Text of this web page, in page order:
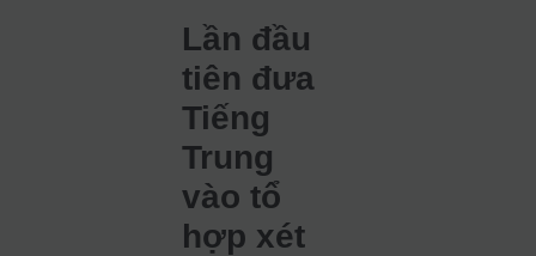
Lần đầu
tiên đưa
Tiếng
Trung
vào tổ
hợp xét